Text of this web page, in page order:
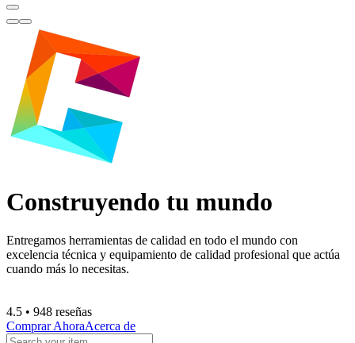
Construyendo tu mundo
Entregamos herramientas de calidad en todo el mundo con
excelencia técnica y equipamiento de calidad profesional que actúa
cuando más lo necesitas.
4.5 • 948 reseñas
Comprar AhoraAcerca de